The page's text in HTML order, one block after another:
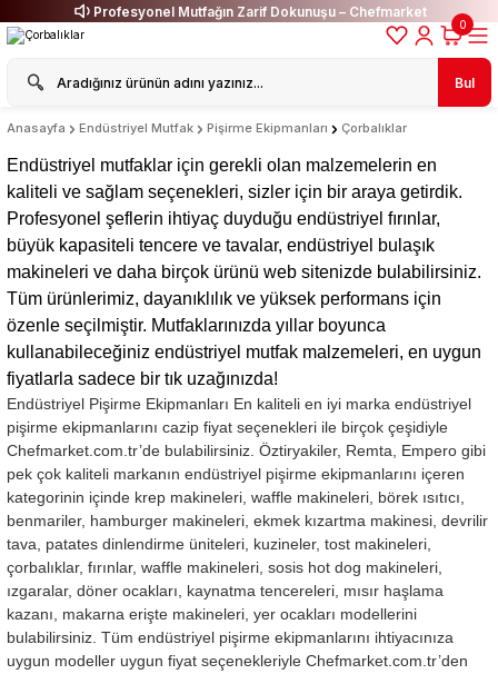
Profesyonel Mutfağın Zarif Dokunuşu – Chefmarket
Bul
0
Anasayfa Endüstriyel Mutfak Pişirme Ekipmanları Çorbalıklar
Endüstriyel mutfaklar için gerekli olan malzemelerin en
kaliteli ve sağlam seçenekleri, sizler için bir araya getirdik.
Profesyonel şeflerin ihtiyaç duyduğu endüstriyel fırınlar,
büyük kapasiteli tencere ve tavalar, endüstriyel bulaşık
makineleri ve daha birçok ürünü web sitenizde bulabilirsiniz.
Tüm ürünlerimiz, dayanıklılık ve yüksek performans için
özenle seçilmiştir. Mutfaklarınızda yıllar boyunca
kullanabileceğiniz endüstriyel mutfak malzemeleri, en uygun
fiyatlarla sadece bir tık uzağınızda!
Endüstriyel Pişirme Ekipmanları En kaliteli en iyi marka endüstriyel
pişirme ekipmanlarını cazip fiyat seçenekleri ile birçok çeşidiyle
Chefmarket.com.tr’de bulabilirsiniz. Öztiryakiler, Remta, Empero gibi
pek çok kaliteli markanın endüstriyel pişirme ekipmanlarını içeren
kategorinin içinde krep makineleri, waffle makineleri, börek ısıtıcı,
benmariler, hamburger makineleri, ekmek kızartma makinesi, devrilir
tava, patates dinlendirme üniteleri, kuzineler, tost makineleri,
çorbalıklar, fırınlar, waffle makineleri, sosis hot dog makineleri,
ızgaralar, döner ocakları, kaynatma tencereleri, mısır haşlama
kazanı, makarna erişte makineleri, yer ocakları modellerini
bulabilirsiniz. Tüm endüstriyel pişirme ekipmanlarını ihtiyacınıza
uygun modeller uygun fiyat seçenekleriyle Chefmarket.com.tr’den